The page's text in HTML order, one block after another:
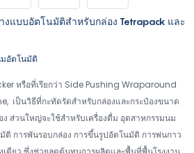
แบบอัตโนมัติสำหรับกล่อง Tetrapack และ
มอัตโนมัติ
หรือที่เรียกว่า Side Pushing Wraparound
เป็นวิธีที่กะทัดรัดสำหรับกล่องและกระป๋องขนาด
ส่วนใหญ่จะใช้สำหรับเครื่องดื่ม อุตสาหกรรมนม
ติ การพันรอบกล่อง การขึ้นรูปอัตโนมัติ การพ่นกาว